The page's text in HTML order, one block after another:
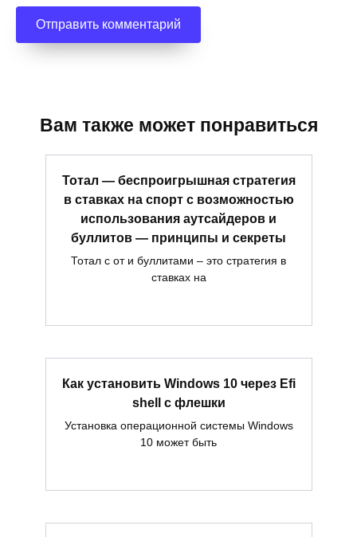
Вам также может понравиться
Тотал — беспроигрышная стратегия
в ставках на спорт с возможностью
использования аутсайдеров и
буллитов — принципы и секреты
Тотал с от и буллитами – это стратегия в
ставках на
Как установить Windows 10 через Efi
shell с флешки
Установка операционной системы Windows
10 может быть